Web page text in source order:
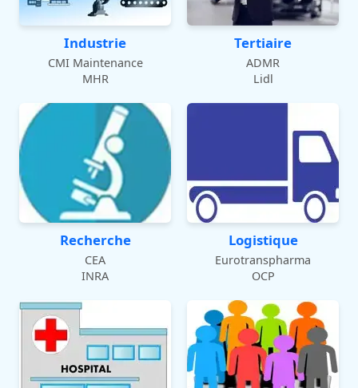
Industrie
CMI Maintenance
MHR
Tertiaire
ADMR
Lidl
Recherche
CEA
INRA
Logistique
Eurotranspharma
OCP